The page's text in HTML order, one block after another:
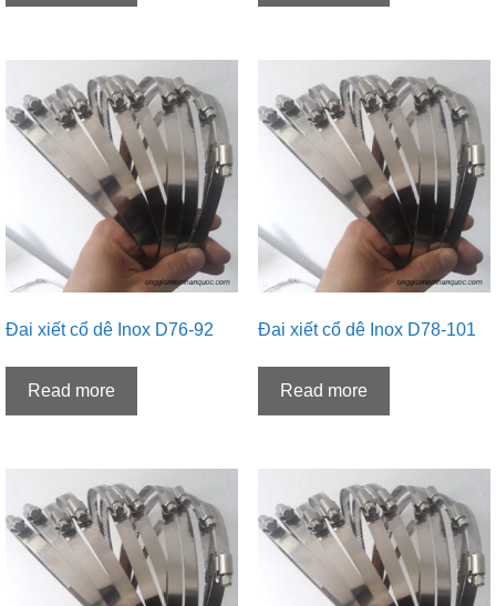
Đai xiết cổ dê Inox D76-92
Read more
Đai xiết cổ dê Inox D78-101
Read more